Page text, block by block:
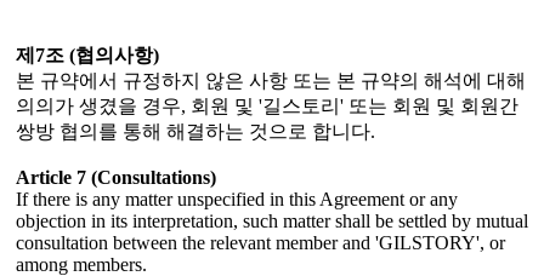
제7조 (협의사항)
본 규약에서 규정하지 않은 사항 또는 본 규약의 해석에 대해
의의가 생겼을 경우, 회원 및 '길스토리' 또는 회원 및 회원간
쌍방 협의를 통해 해결하는 것으로 합니다.
Article 7 (Consultations)
If there is any matter unspecified in this Agreement or any
objection in its interpretation, such matter shall be settled by mutual
consultation between the relevant member and 'GILSTORY', or
among members.